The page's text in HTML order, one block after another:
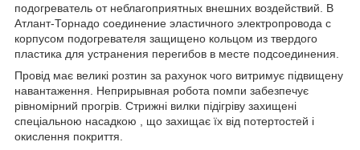
подогреватель от неблагоприятных внешних воздействий. В
Атлант-Торнадо соединение эластичного электропровода с
корпусом подогревателя защищено кольцом из твердого
пластика для устранения перегибов в месте подсоединения.
Провід має великі розтин за рахунок чого витримує підвищену
навантаження. Неприрывная робота помпи забезпечує
рівномірний прогрів. Стрижні вилки підігріву захищені
спеціальною насадкою , що захищає їх від потертостей і
окислення покриття.